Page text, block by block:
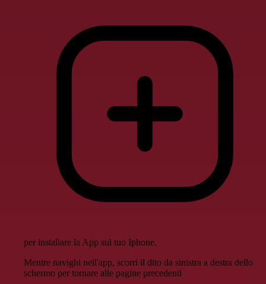
per installare la App sul tuo Iphone.
Mentre navighi nell'app, scorri il dito da sinistra a destra dello
schermo per tornare alle pagine precedenti